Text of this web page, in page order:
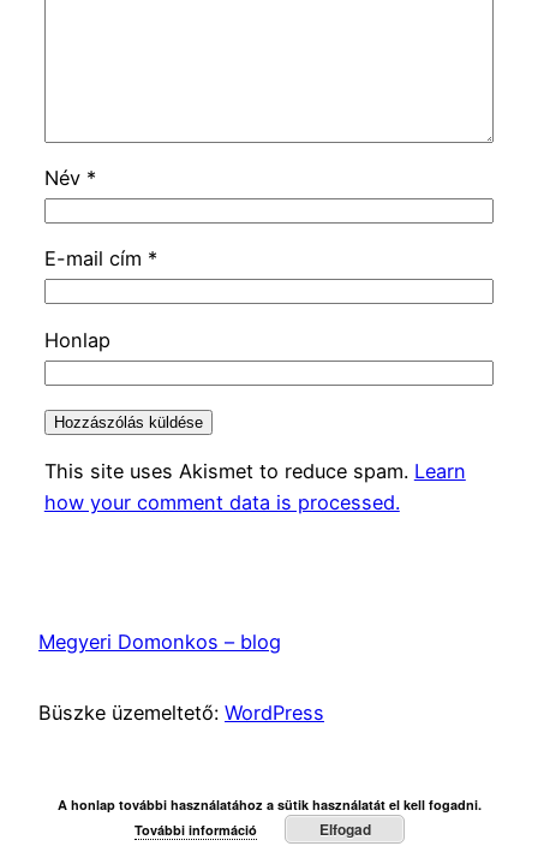
Név *
E-mail cím *
Honlap
This site uses Akismet to reduce spam. Learn
how your comment data is processed.
Megyeri Domonkos – blog
Büszke üzemeltető: WordPress
A honlap további használatához a sütik használatát el kell fogadni.
További információ
Elfogad